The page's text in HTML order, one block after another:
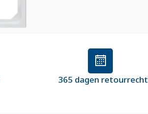
365 dagen retourrecht